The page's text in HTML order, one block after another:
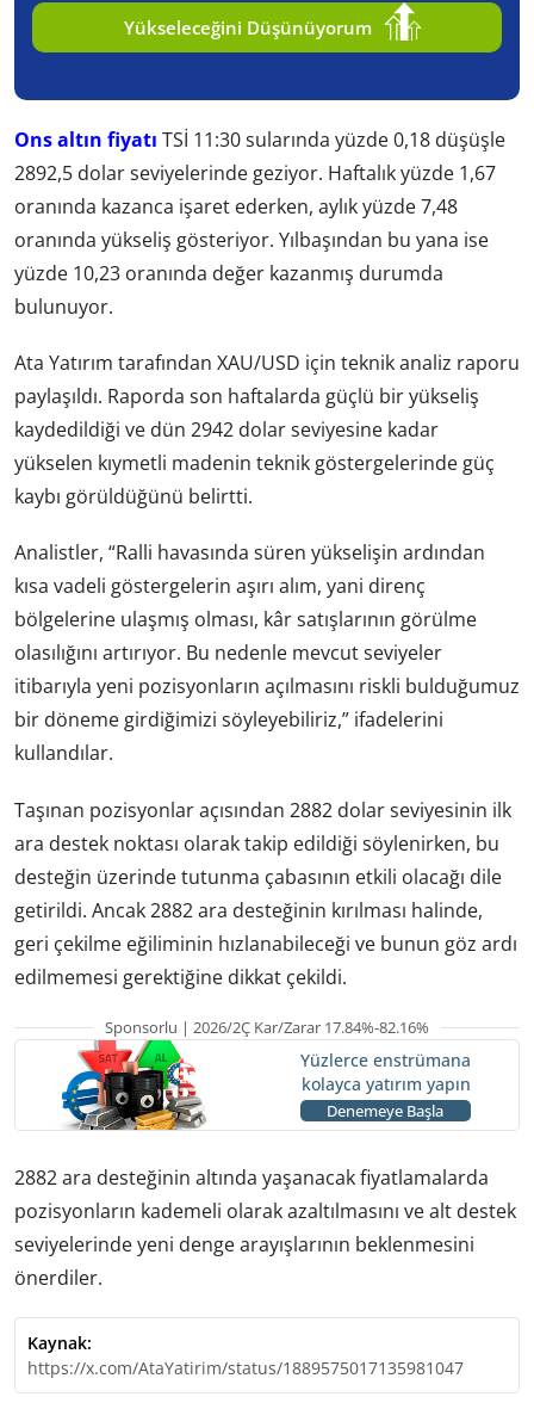
Yükseleceğini Düşünüyorum
Ons altın fiyatı TSİ 11:30 sularında yüzde 0,18 düşüşle
2892,5 dolar seviyelerinde geziyor. Haftalık yüzde 1,67
oranında kazanca işaret ederken, aylık yüzde 7,48
oranında yükseliş gösteriyor. Yılbaşından bu yana ise
yüzde 10,23 oranında değer kazanmış durumda
bulunuyor.
Ata Yatırım tarafından XAU/USD için teknik analiz raporu
paylaşıldı. Raporda son haftalarda güçlü bir yükseliş
kaydedildiği ve dün 2942 dolar seviyesine kadar
yükselen kıymetli madenin teknik göstergelerinde güç
kaybı görüldüğünü belirtti.
Analistler, “Ralli havasında süren yükselişin ardından
kısa vadeli göstergelerin aşırı alım, yani direnç
bölgelerine ulaşmış olması, kâr satışlarının görülme
olasılığını artırıyor. Bu nedenle mevcut seviyeler
itibarıyla yeni pozisyonların açılmasını riskli bulduğumuz
bir döneme girdiğimizi söyleyebiliriz,” ifadelerini
kullandılar.
Taşınan pozisyonlar açısından 2882 dolar seviyesinin ilk
ara destek noktası olarak takip edildiği söylenirken, bu
desteğin üzerinde tutunma çabasının etkili olacağı dile
getirildi. Ancak 2882 ara desteğinin kırılması halinde,
geri çekilme eğiliminin hızlanabileceği ve bunun göz ardı
edilmemesi gerektiğine dikkat çekildi.
Sponsorlu | 2026/2Ç Kar/Zarar 17.84%-82.16%
Yüzlerce enstrümana
kolayca yatırım yapın
Denemeye Başla
2882 ara desteğinin altında yaşanacak fiyatlamalarda
pozisyonların kademeli olarak azaltılmasını ve alt destek
seviyelerinde yeni denge arayışlarının beklenmesini
önerdiler.
Kaynak:
https://x.com/AtaYatirim/status/1889575017135981047